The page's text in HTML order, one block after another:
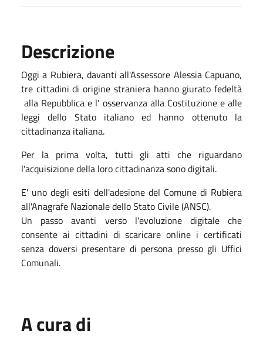
Descrizione
Oggi a Rubiera, davanti all'Assessore Alessia Capuano,
tre cittadini di origine straniera hanno giurato fedeltà
alla Repubblica e l' osservanza alla Costituzione e alle
leggi dello Stato italiano ed hanno ottenuto la
cittadinanza italiana.
Per la prima volta, tutti gli atti che riguardano
l'acquisizione della loro cittadinanza sono digitali.
E' uno degli esiti dell'adesione del Comune di Rubiera
all'Anagrafe Nazionale dello Stato Civile (ANSC).
Un passo avanti verso l'evoluzione digitale che
consente ai cittadini di scaricare online i certificati
senza doversi presentare di persona presso gli Uffici
Comunali.
A cura di